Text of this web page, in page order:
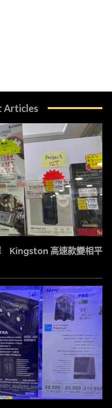
Articles
Kingston 高速款變相平